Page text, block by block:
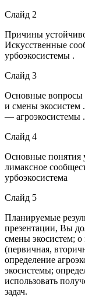
Слайд 2
Причины
Искусственные
урбоэкосистемы .
Слайд 3
Основные вопросы
и смены экосистем
— агроэкосистемы
Слайд 4
Основные понятия
лимаксное
урбоэкосистема
Слайд 5
Планируемые
презентации, Вы
смены экосистем;
(первичная,
определение
экосистемы;
использовать
задач.